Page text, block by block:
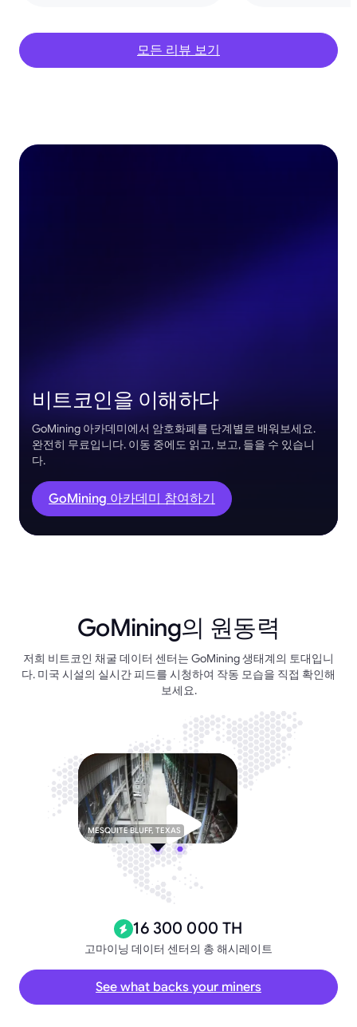
모든 리뷰 보기
비트코인을 이해하다
GoMining 아카데미에서 암호화폐를 단계별로 배워보세요.
완전히 무료입니다. 이동 중에도 읽고, 보고, 들을 수 있습니
다.
GoMining 아카데미 참여하기
GoMining의 원동력
저희 비트코인 채굴 데이터 센터는 GoMining 생태계의 토대입니
다. 미국 시설의 실시간 피드를 시청하여 작동 모습을 직접 확인해
보세요.
MESQUITE BLUFF, TEXAS
16 300 000 TH
고마이닝 데이터 센터의 총 해시레이트
See what backs your miners